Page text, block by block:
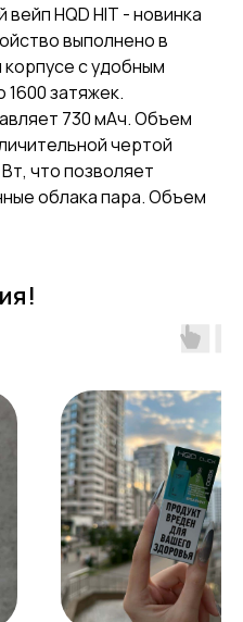
HQD HIT - новинка
выполнено в
с удобным
затяжек.
730 мАч. Объем
чертой
что позволяет
облака пара. Объем